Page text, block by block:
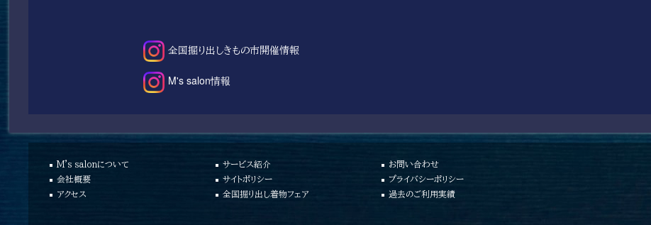
全国掘り出しきもの市開催情報
M's salon情報
M's salonについて サービス紹介
お問い合わせ
会社概要
サイトポリシー
プライバシーポリシー
アクセス
全国掘り出し着物フェア 過去のご利用実績